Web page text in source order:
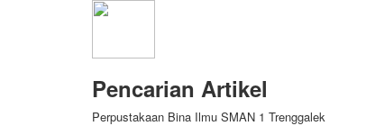
Pencarian Artikel
Perpustakaan Bina Ilmu SMAN 1 Trenggalek